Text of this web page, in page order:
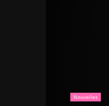
Nouvelles